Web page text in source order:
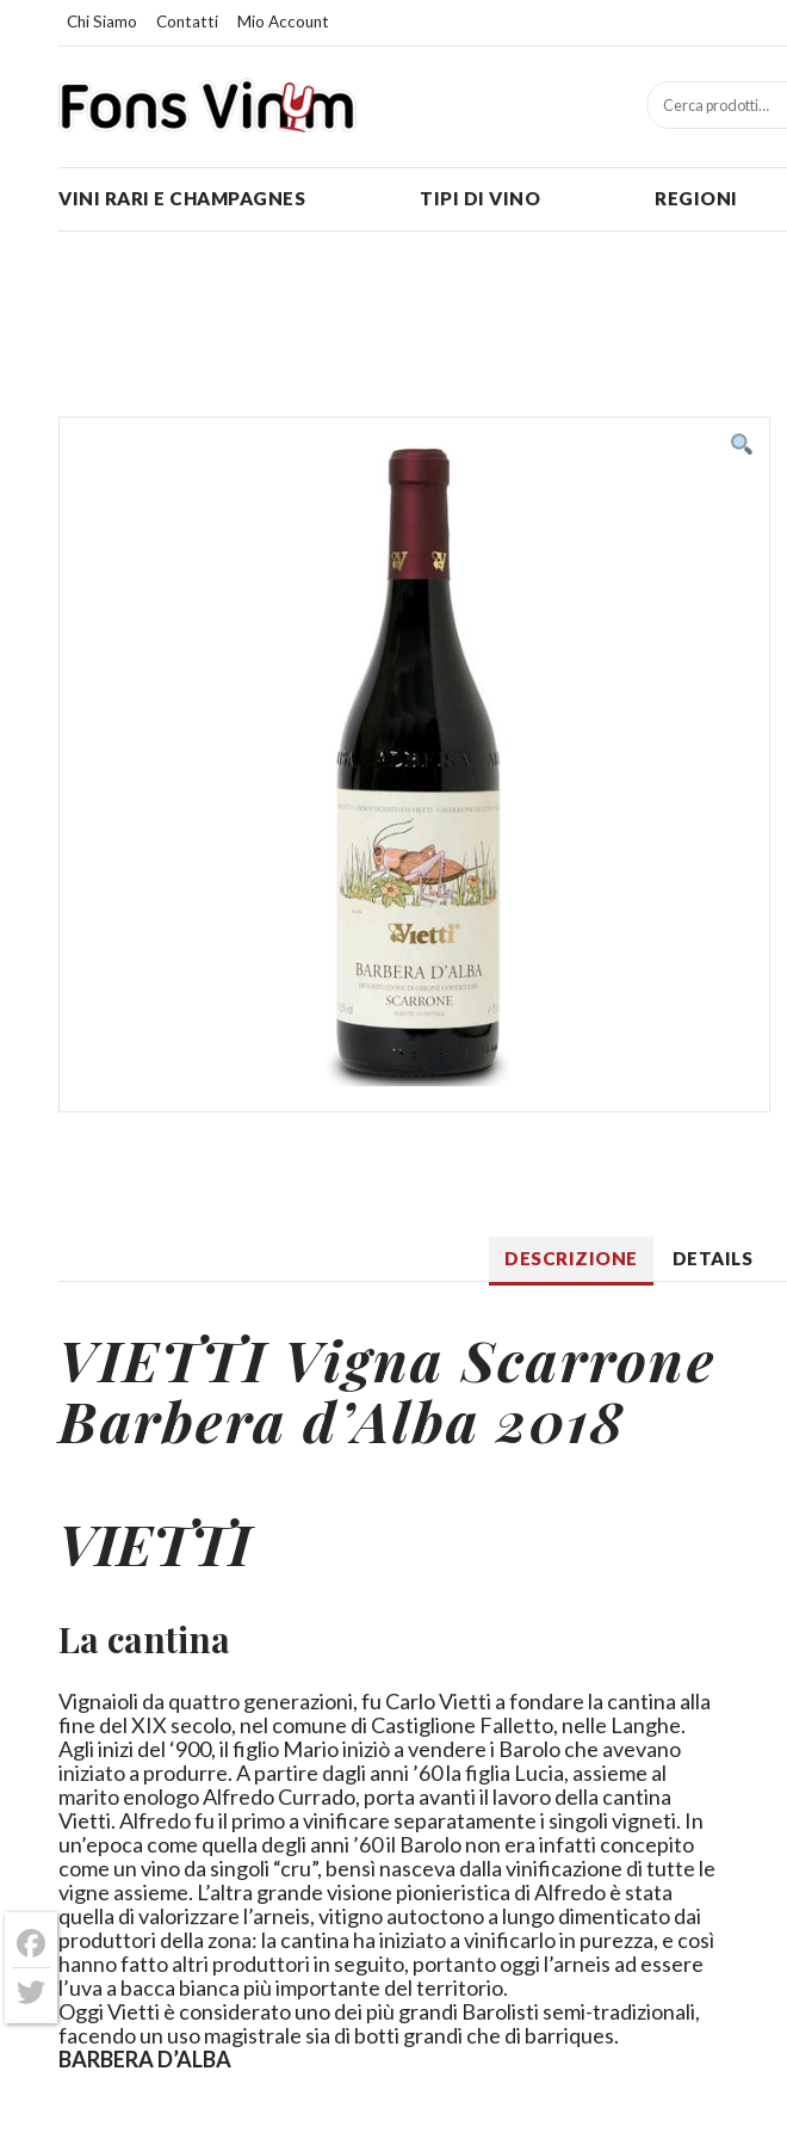
Chi Siamo Contatti Mio Account
VINI RARI E CHAMPAGNES TIPI DI VINO REGIONI
DESCRIZIONE DETAILS
VIETTIVigna Scarrone
Barbera d’Alba 2018
VIETTI
La cantina
Vignaioli da quattro generazioni, fu Carlo Vietti a fondare la cantina alla
fine del XIX secolo, nel comune di Castiglione Falletto, nelle Langhe.
Agli inizi del ‘900, il figlio Mario iniziò a vendere i Barolo che avevano
iniziato a produrre. A partire dagli anni ’60 la figlia Lucia, assieme al
marito enologo Alfredo Currado, porta avanti il lavoro della cantina
Vietti. Alfredo fu il primo a vinificare separatamente i singoli vigneti. In
un’epoca come quella degli anni ’60 il Barolo non era infatti concepito
come un vino da singoli “cru”, bensì nasceva dalla vinificazione di tutte le
vigne assieme. L’altra grande visione pionieristica di Alfredo è stata
quella di valorizzare l’arneis, vitigno autoctono a lungo dimenticato dai
produttori della zona: la cantina ha iniziato a vinificarlo in purezza, e così
hanno fatto altri produttori in seguito, portanto oggi l’arneis ad essere
l’uva a bacca bianca più importante del territorio.
Oggi Vietti è considerato uno dei più grandi Barolisti semi-tradizionali,
facendo un uso magistrale sia di botti grandi che di barriques.
BARBERA D’ALBA
Facebook
Twitter